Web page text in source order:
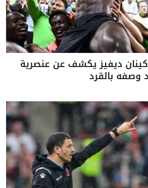
ديفيز يكشف عن عنصرية
وصفه بالقرد